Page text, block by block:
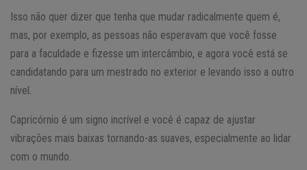
Isso não quer dizer que tenha que mudar radicalmente quem é,
mas, por exemplo, as pessoas não esperavam que você fosse
para a faculdade e fizesse um intercâmbio, e agora você está se
candidatando para um mestrado no exterior e levando isso a outro
nível.
Capricórnio é um signo incrível e você é capaz de ajustar
vibrações mais baixas tornando-as suaves, especialmente ao lidar
com o mundo.